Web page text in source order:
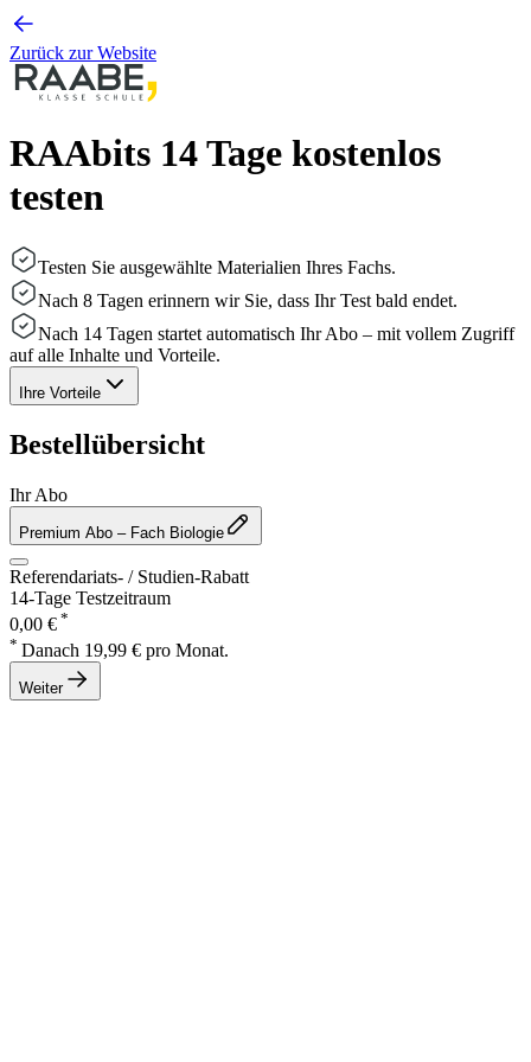
Zurück zur Website
RAAbits 14 Tage kostenlos
testen
Testen Sie ausgewählte Materialien Ihres Fachs.
Nach 8 Tagen erinnern wir Sie, dass Ihr Test bald endet.
Nach 14 Tagen startet automatisch Ihr Abo – mit vollem Zugriff
auf alle Inhalte und Vorteile.
Ihre Vorteile
Bestellübersicht
Ihr Abo
Premium Abo – Fach Biologie
Referendariats- / Studien-Rabatt
14-Tage Testzeitraum
0,00 € *
* Danach 19,99 € pro Monat.
Weiter